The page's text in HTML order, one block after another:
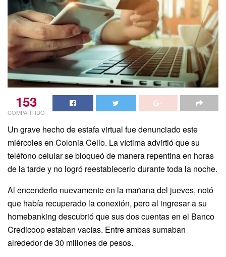
153
COMPARTIDO
Un grave hecho de estafa virtual fue denunciado este
miércoles en Colonia Cello. La víctima advirtió que su
teléfono celular se bloqueó de manera repentina en horas
de la tarde y no logró reestablecerlo durante toda la noche.
Al encenderlo nuevamente en la mañana del jueves, notó
que había recuperado la conexión, pero al ingresar a su
homebanking descubrió que sus dos cuentas en el Banco
Credicoop estaban vacías. Entre ambas sumaban
alrededor de 30 millones de pesos.